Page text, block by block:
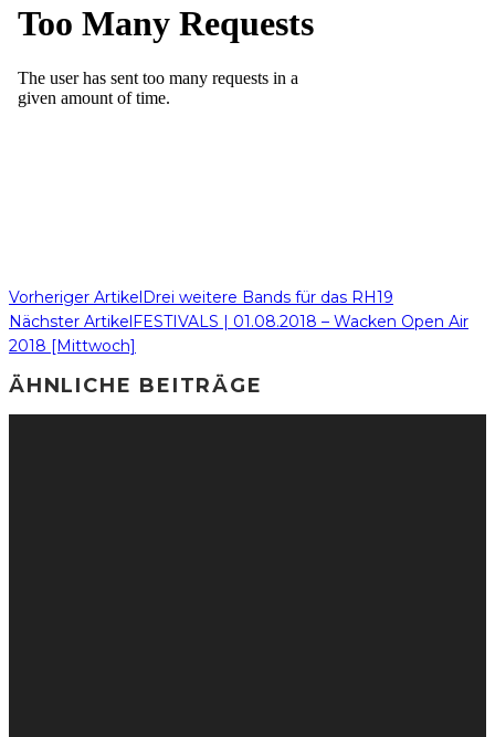
Vorheriger ArtikelDrei weitere Bands für das RH19
Nächster ArtikelFESTIVALS | 01.08.2018 – Wacken Open Air
2018 [Mittwoch]
ÄHNLICHE BEITRÄGE